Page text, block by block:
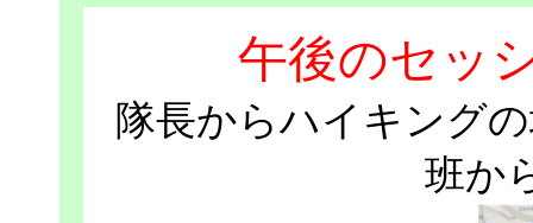
午後のセッ
隊長からハイキング
班か